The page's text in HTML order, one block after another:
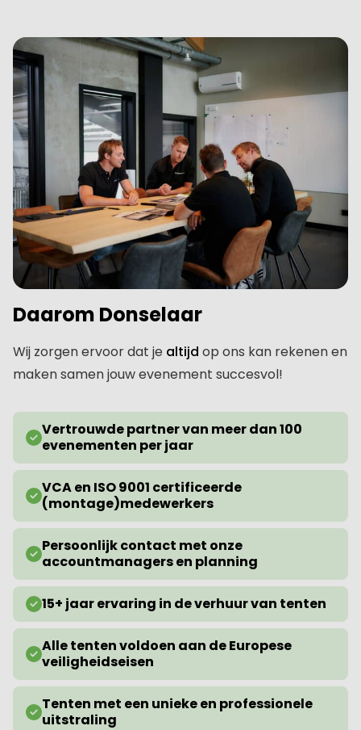
Daarom Donselaar
Wij zorgen ervoor dat je altijd op ons kan rekenen en
maken samen jouw evenement succesvol!
Vertrouwde partner van meer dan 100
evenementen per jaar
VCA en ISO 9001 certificeerde
(montage)medewerkers
Persoonlijk contact met onze
accountmanagers en planning
15+ jaar ervaring in de verhuur van tenten
Alle tenten voldoen aan de Europese
veiligheidseisen
Tenten met een unieke en professionele
uitstraling